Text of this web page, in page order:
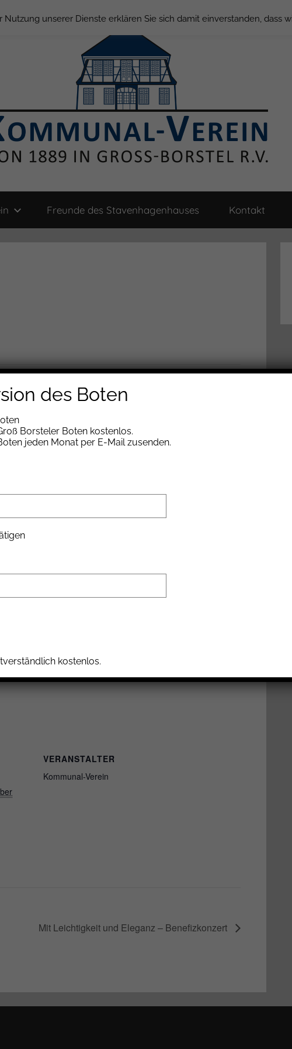
Freunde des Stavenhagenhauses Kontakt
in der Kirche
Kirche zu entdecken. Gemeinsames Singen,
Euch überraschen!
Schule Hamburg gibe es diesen Tag im
1
KuKuk-Spendenkonto:
VERANSTALTER
Kommunal-Verein
Mit Leichtigkeit und Eleganz – Benefizkonzert
unserer Dienste erklären Sie sich damit einverstanden, dass
des Boten
Borsteler Boten kostenlos.
jeden Monat per E-Mail zusenden.
kostenlos.